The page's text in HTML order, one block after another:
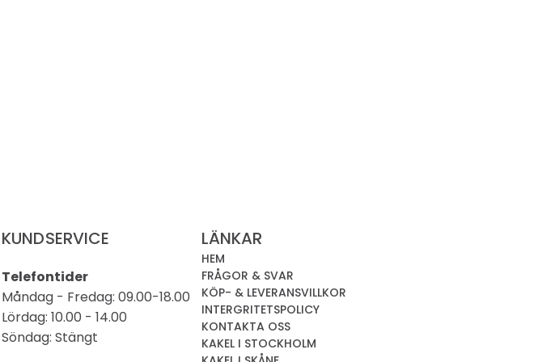
KUNDSERVICE
Telefontider
Måndag - Fredag: 09.00-18.00
Lördag: 10.00 - 14.00
Söndag: Stängt
LÄNKAR
HEM
FRÅGOR & SVAR
KÖP- & LEVERANSVILLKOR
INTERGRITETSPOLICY
KONTAKTA OSS
KAKEL I STOCKHOLM